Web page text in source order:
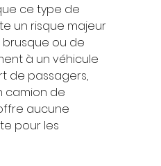
ce type de
un risque majeur
ou de
à un véhicule
de passagers,
camion de
aucune
pour les